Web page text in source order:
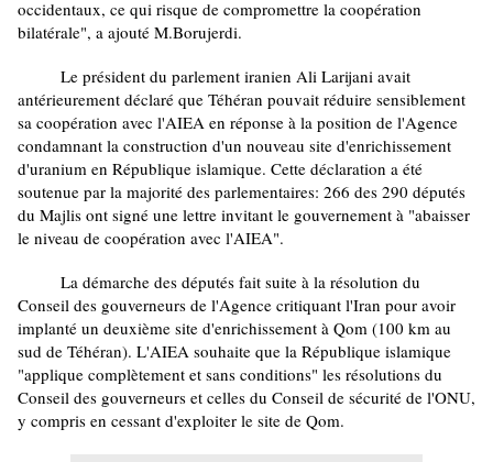
occidentaux, ce qui risque de compromettre la coopération
bilatérale", a ajouté M.Borujerdi.
Le président du parlement iranien Ali Larijani avait
antérieurement déclaré que Téhéran pouvait réduire sensiblement
sa coopération avec l'AIEA en réponse à la position de l'Agence
condamnant la construction d'un nouveau site d'enrichissement
d'uranium en République islamique. Cette déclaration a été
soutenue par la majorité des parlementaires: 266 des 290 députés
du Majlis ont signé une lettre invitant le gouvernement à "abaisser
le niveau de coopération avec l'AIEA".
La démarche des députés fait suite à la résolution du
Conseil des gouverneurs de l'Agence critiquant l'Iran pour avoir
implanté un deuxième site d'enrichissement à Qom (100 km au
sud de Téhéran). L'AIEA souhaite que la République islamique
"applique complètement et sans conditions" les résolutions du
Conseil des gouverneurs et celles du Conseil de sécurité de l'ONU,
y compris en cessant d'exploiter le site de Qom.